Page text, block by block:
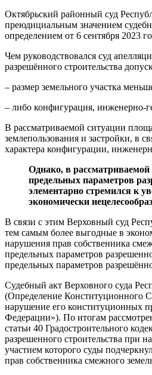
Октябрьский районный суд
преюдициальным значением
определением от 6 сентября 2023
Чем руководствовался суд
разрешённого строительства
– размер земельного участка
– либо конфигурация, инженерно-
В рассматриваемой ситуации
землепользования и застройки, в
характера конфигурации,
Однако, в
предельных параметров
элементарно стремился к
экономически
В связи с этим Верховный суд
тем самым более выгодные в
нарушения прав собственника
предельных параметров
предельных параметров
Судебный акт Верховного суда
(Определение Конституционного
нарушение его конституционных
Федерации»). По итогам
статьи 40 Градостроительного
разрешенного строительства при
участием которого суды
прав собственника смежного